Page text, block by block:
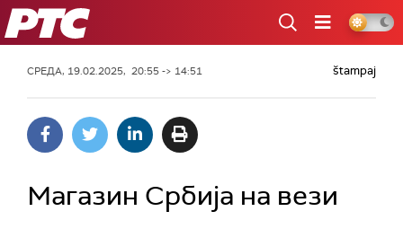
РТС
СРЕДА, 19.02.2025, 20:55 -> 14:51 štampaj
Магазин Србија на вези